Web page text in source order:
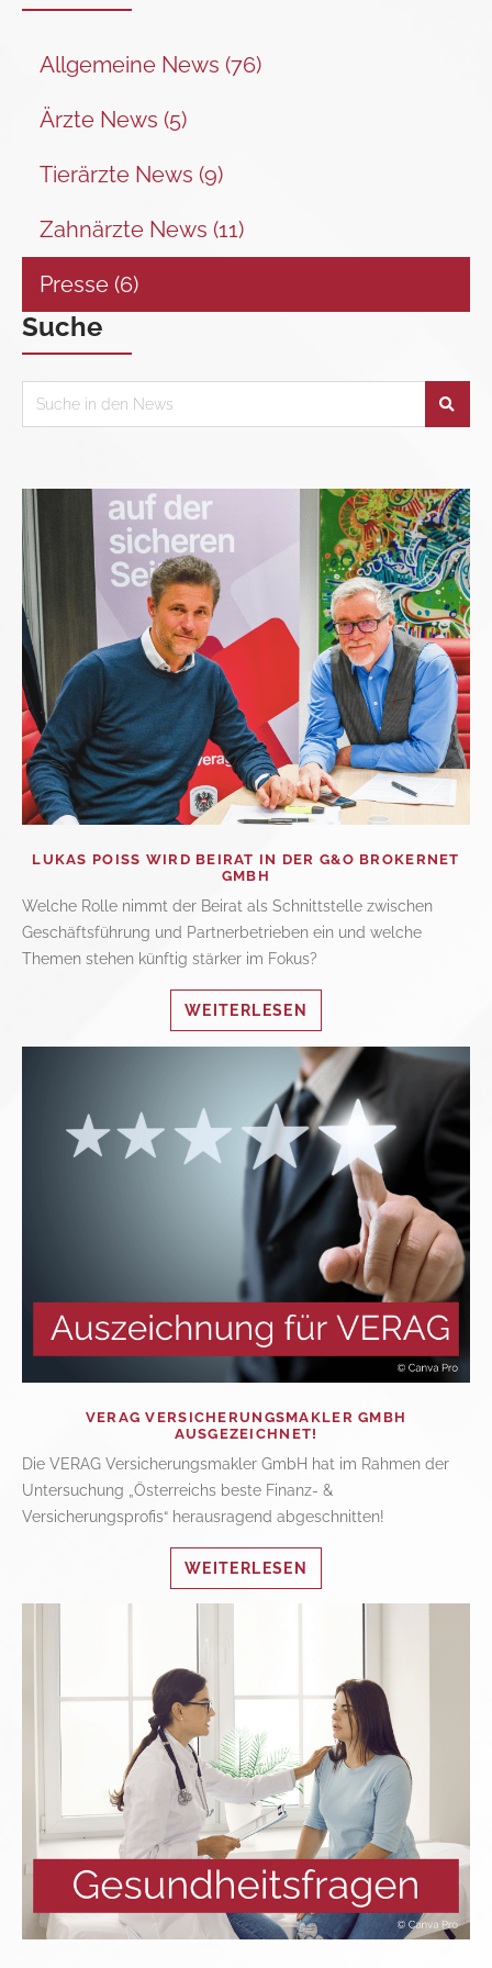
Allgemeine News (76)
Ärzte News (5)
Tierärzte News (9)
Zahnärzte News (11)
Presse (6)
Suche
LUKAS POISS WIRD BEIRAT IN DER G&O BROKERNET
GMBH
Welche Rolle nimmt der Beirat als Schnittstelle zwischen
Geschäftsführung und Partnerbetrieben ein und welche
Themen stehen künftig stärker im Fokus?
WEITERLESEN
VERAG VERSICHERUNGSMAKLER GMBH
AUSGEZEICHNET!
Die VERAG Versicherungsmakler GmbH hat im Rahmen der
Untersuchung „Österreichs beste Finanz- &
Versicherungsprofis“ herausragend abgeschnitten!
WEITERLESEN